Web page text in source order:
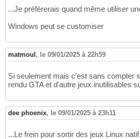
...Je préférerais quand même utiliser
Windows peut se customiser
matmoul, le 09/01/2025 à 22h59
Si seulement mais c'est sans compter
rendu GTA et d'autre jeux inutilisables
dee phoenix, le 09/01/2025 à 23h11
...Le frein pour sortir des jeux Linux